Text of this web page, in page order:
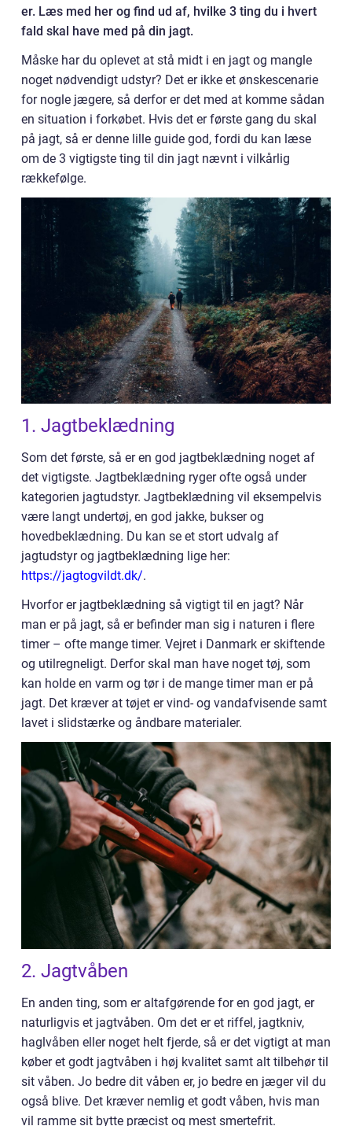
er. Læs med her og find ud af, hvilke 3 ting du i hvert
fald skal have med på din jagt.
Måske har du oplevet at stå midt i en jagt og mangle
noget nødvendigt udstyr? Det er ikke et ønskescenarie
for nogle jægere, så derfor er det med at komme sådan
en situation i forkøbet. Hvis det er første gang du skal
på jagt, så er denne lille guide god, fordi du kan læse
om de 3 vigtigste ting til din jagt nævnt i vilkårlig
rækkefølge.
1. Jagtbeklædning
Som det første, så er en god jagtbeklædning noget af
det vigtigste. Jagtbeklædning ryger ofte også under
kategorien jagtudstyr. Jagtbeklædning vil eksempelvis
være langt undertøj, en god jakke, bukser og
hovedbeklædning. Du kan se et stort udvalg af
jagtudstyr og jagtbeklædning lige her:
https://jagtogvildt.dk/.
Hvorfor er jagtbeklædning så vigtigt til en jagt? Når
man er på jagt, så er befinder man sig i naturen i flere
timer – ofte mange timer. Vejret i Danmark er skiftende
og utilregneligt. Derfor skal man have noget tøj, som
kan holde en varm og tør i de mange timer man er på
jagt. Det kræver at tøjet er vind- og vandafvisende samt
lavet i slidstærke og åndbare materialer.
2. Jagtvåben
En anden ting, som er altafgørende for en god jagt, er
naturligvis et jagtvåben. Om det er et riffel, jagtkniv,
haglvåben eller noget helt fjerde, så er det vigtigt at man
køber et godt jagtvåben i høj kvalitet samt alt tilbehør til
sit våben. Jo bedre dit våben er, jo bedre en jæger vil du
også blive. Det kræver nemlig et godt våben, hvis man
vil ramme sit bytte præcist og mest smertefrit.